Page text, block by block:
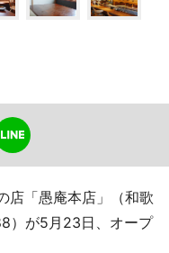
店「愚庵本店」（和歌
）が5月23日、オープ